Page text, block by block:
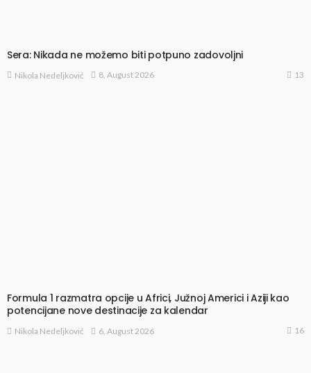
Sera: Nikada ne možemo biti potpuno zadovoljni
Nikola Nedeljković 8, August 2026 13
Formula 1 razmatra opcije u Africi, Južnoj Americi i Aziji kao
potencijane nove destinacije za kalendar
Nikola Nedeljković 6, August 2026 16